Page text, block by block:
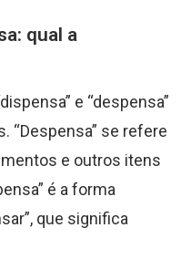
qual a
e “despensa”
“Despensa” se refere
e outros itens
é a forma
que significa